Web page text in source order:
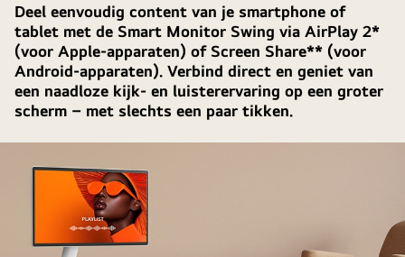
Deel eenvoudig content van je smartphone of
tablet met de Smart Monitor Swing via AirPlay 2*
(voor Apple-apparaten) of Screen Share** (voor
Android-apparaten). Verbind direct en geniet van
een naadloze kijk- en luisterervaring op een groter
scherm – met slechts een paar tikken.